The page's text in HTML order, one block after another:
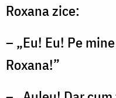
Roxana zice:
– „Eu! Eu! Pe
Roxana!”